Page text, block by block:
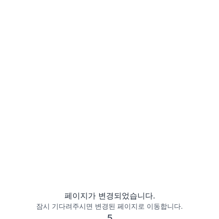
페이지가 변경되었습니다.
잠시 기다려주시면 변경된 페이지로 이동합니다.